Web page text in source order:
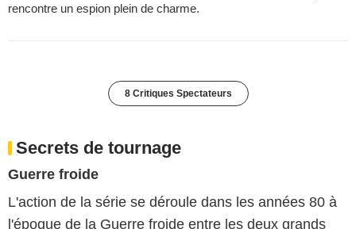
rencontre un espion plein de charme.
8 Critiques Spectateurs
Secrets de tournage
Guerre froide
L'action de la série se déroule dans les années 80 à
l'époque de la Guerre froide entre les deux grands